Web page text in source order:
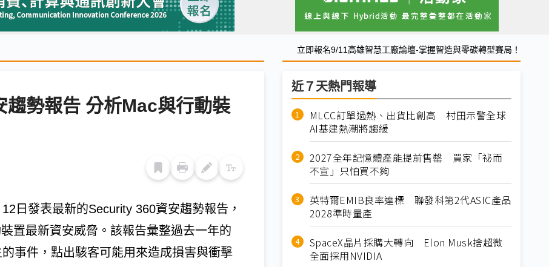
立即報名9/11高雄智慧工廠論壇-掌握智造與零碳轉型賽局！
勢報告 分析Mac與行動裝
日發表最新的Security 360資安趨勢報告，
置最新資安威脅。該報告彙整過去一年的
事件，點出駭客可能用來造成損害與衝擊
近７天熱門報導
MLCC訂單過熱、出貨比創高 村田示警全球
AI基建熱潮將趨緩
2027全年記憶體產能提前售罄 買家「祕而
不宣」只怕買不夠
英特爾EMIB良率達標 聯發科第2代ASIC產品
2028準時量產
SpaceX晶片採購大轉向 Elon Musk捨超微
全面採用NVIDIA